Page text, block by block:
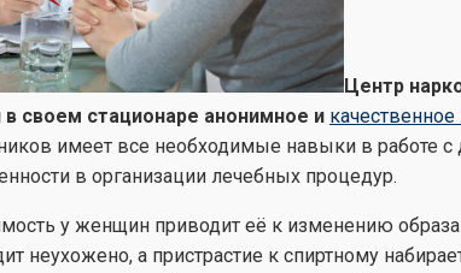
Центр
в своем стационаре анонимное и
имеет все необходимые навыки в работе
в организации лечебных процедур.
у женщин приводит её к изменению
неухожено, а пристрастие к спиртному